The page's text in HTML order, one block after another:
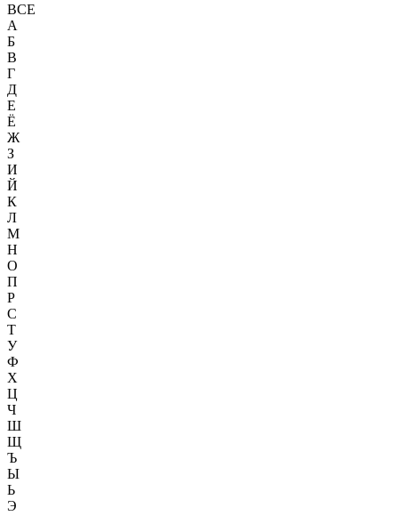
ВСЕ
А
Б
В
Г
Д
Е
Ё
Ж
З
И
Й
К
Л
М
Н
О
П
Р
С
Т
У
Ф
Х
Ц
Ч
Ш
Щ
Ъ
Ы
Ь
Э